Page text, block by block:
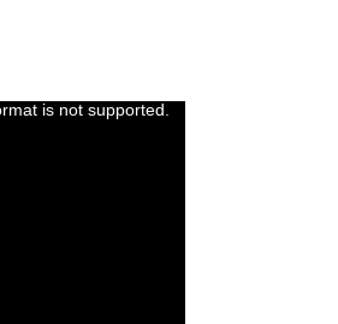
is not supported.